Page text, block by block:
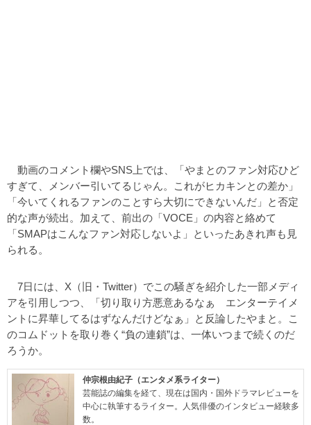
動画のコメント欄やSNS上では、「やまとのファン対応ひど
すぎて、メンバー引いてるじゃん。これがヒカキンとの差か」
「今いてくれるファンのことすら大切にできないんだ」と否定
的な声が続出。加えて、前出の「VOCE」の内容と絡めて
「SMAPはこんなファン対応しないよ」といったあきれ声も見
られる。
7日には、X（旧・Twitter）でこの騒ぎを紹介した一部メディ
アを引用しつつ、「切り取り方悪意あるなぁ エンターテイメ
ントに昇華してるはずなんだけどなぁ」と反論したやまと。こ
のコムドットを取り巻く“負の連鎖”は、一体いつまで続くのだ
ろうか。
仲宗根由紀子（エンタメ系ライター）
芸能誌の編集を経て、現在は国内・国外ドラマレビューを
中心に執筆するライター。人気俳優のインタビュー経験多
数。